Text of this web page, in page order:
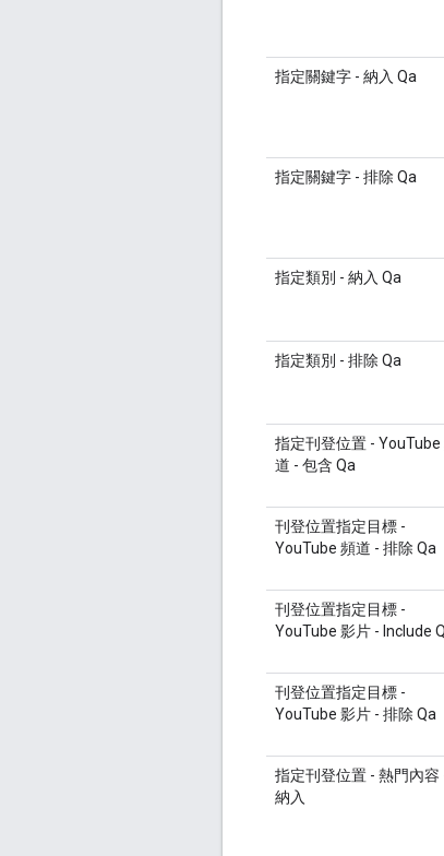
指定關鍵字 - 納入 Qa
指定關鍵字 - 排除 Qa
指定類別 - 納入 Qa
指定類別 - 排除 Qa
指定刊登位置 - YouTube
道 - 包含 Qa
刊登位置指定目標 -
YouTube 頻道 - 排除 Qa
刊登位置指定目標 -
YouTube 影片 - Include
刊登位置指定目標 -
YouTube 影片 - 排除 Qa
指定刊登位置 - 熱門內容
納入